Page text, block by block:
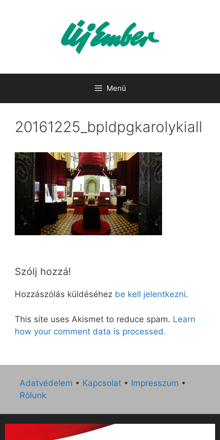
Menü
20161225_bpldpgkarolykiall
Szólj hozzá!
Hozzászólás küldéséhez be kell jelentkezni.
This site uses Akismet to reduce spam. Learn
how your comment data is processed.
Adatvédelem • Kapcsolat • Impresszum •
Rólunk